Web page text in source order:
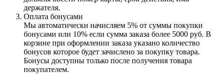
держателя.
Оплата бонусами
Мы автоматически начисляем 5% от суммы покупки
бонусами или 10% если сумма заказа более 5000 руб. В
корзине при оформлении заказа указано количество
бонусов которое будет зачислено за покупку товара.
Бонусы доступны только после получения товара
покупателем.